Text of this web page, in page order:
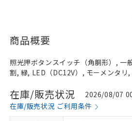
商品概要
照光押ボタンスイッチ（角胴形）, 一
割, 緑, LED（DC12V）, モーメンタリ
在庫/販売状況
2026/08/07
在庫/販売状況 ご利用条件